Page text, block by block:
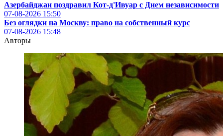
Азербайджан поздравил Кот-д'Ивуар с Днем независимости
07-08-2026 15:50
Без оглядки на Москву: право на собственный курс
07-08-2026 15:48
Авторы